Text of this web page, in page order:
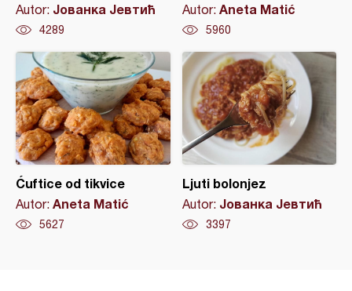
Autor: Јованка Јевтић
4289
Autor: Aneta Matić
5960
Ćuftice od tikvice
Autor: Aneta Matić
5627
Ljuti bolonjez
Autor: Јованка Јевтић
3397